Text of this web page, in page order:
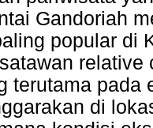
Gandoriah
popular di
terutama pada
di